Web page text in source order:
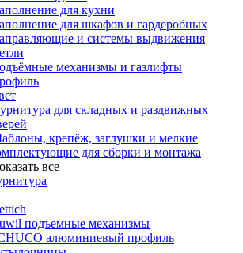
для кухни
для шкафов и гардеробных
и системы выдвижения
механизмы и газлифты
для складных и раздвижных
крепёж, заглушки и мелкие
для сборки и монтажа
все
подъемные механизмы
алюминиевый профиль